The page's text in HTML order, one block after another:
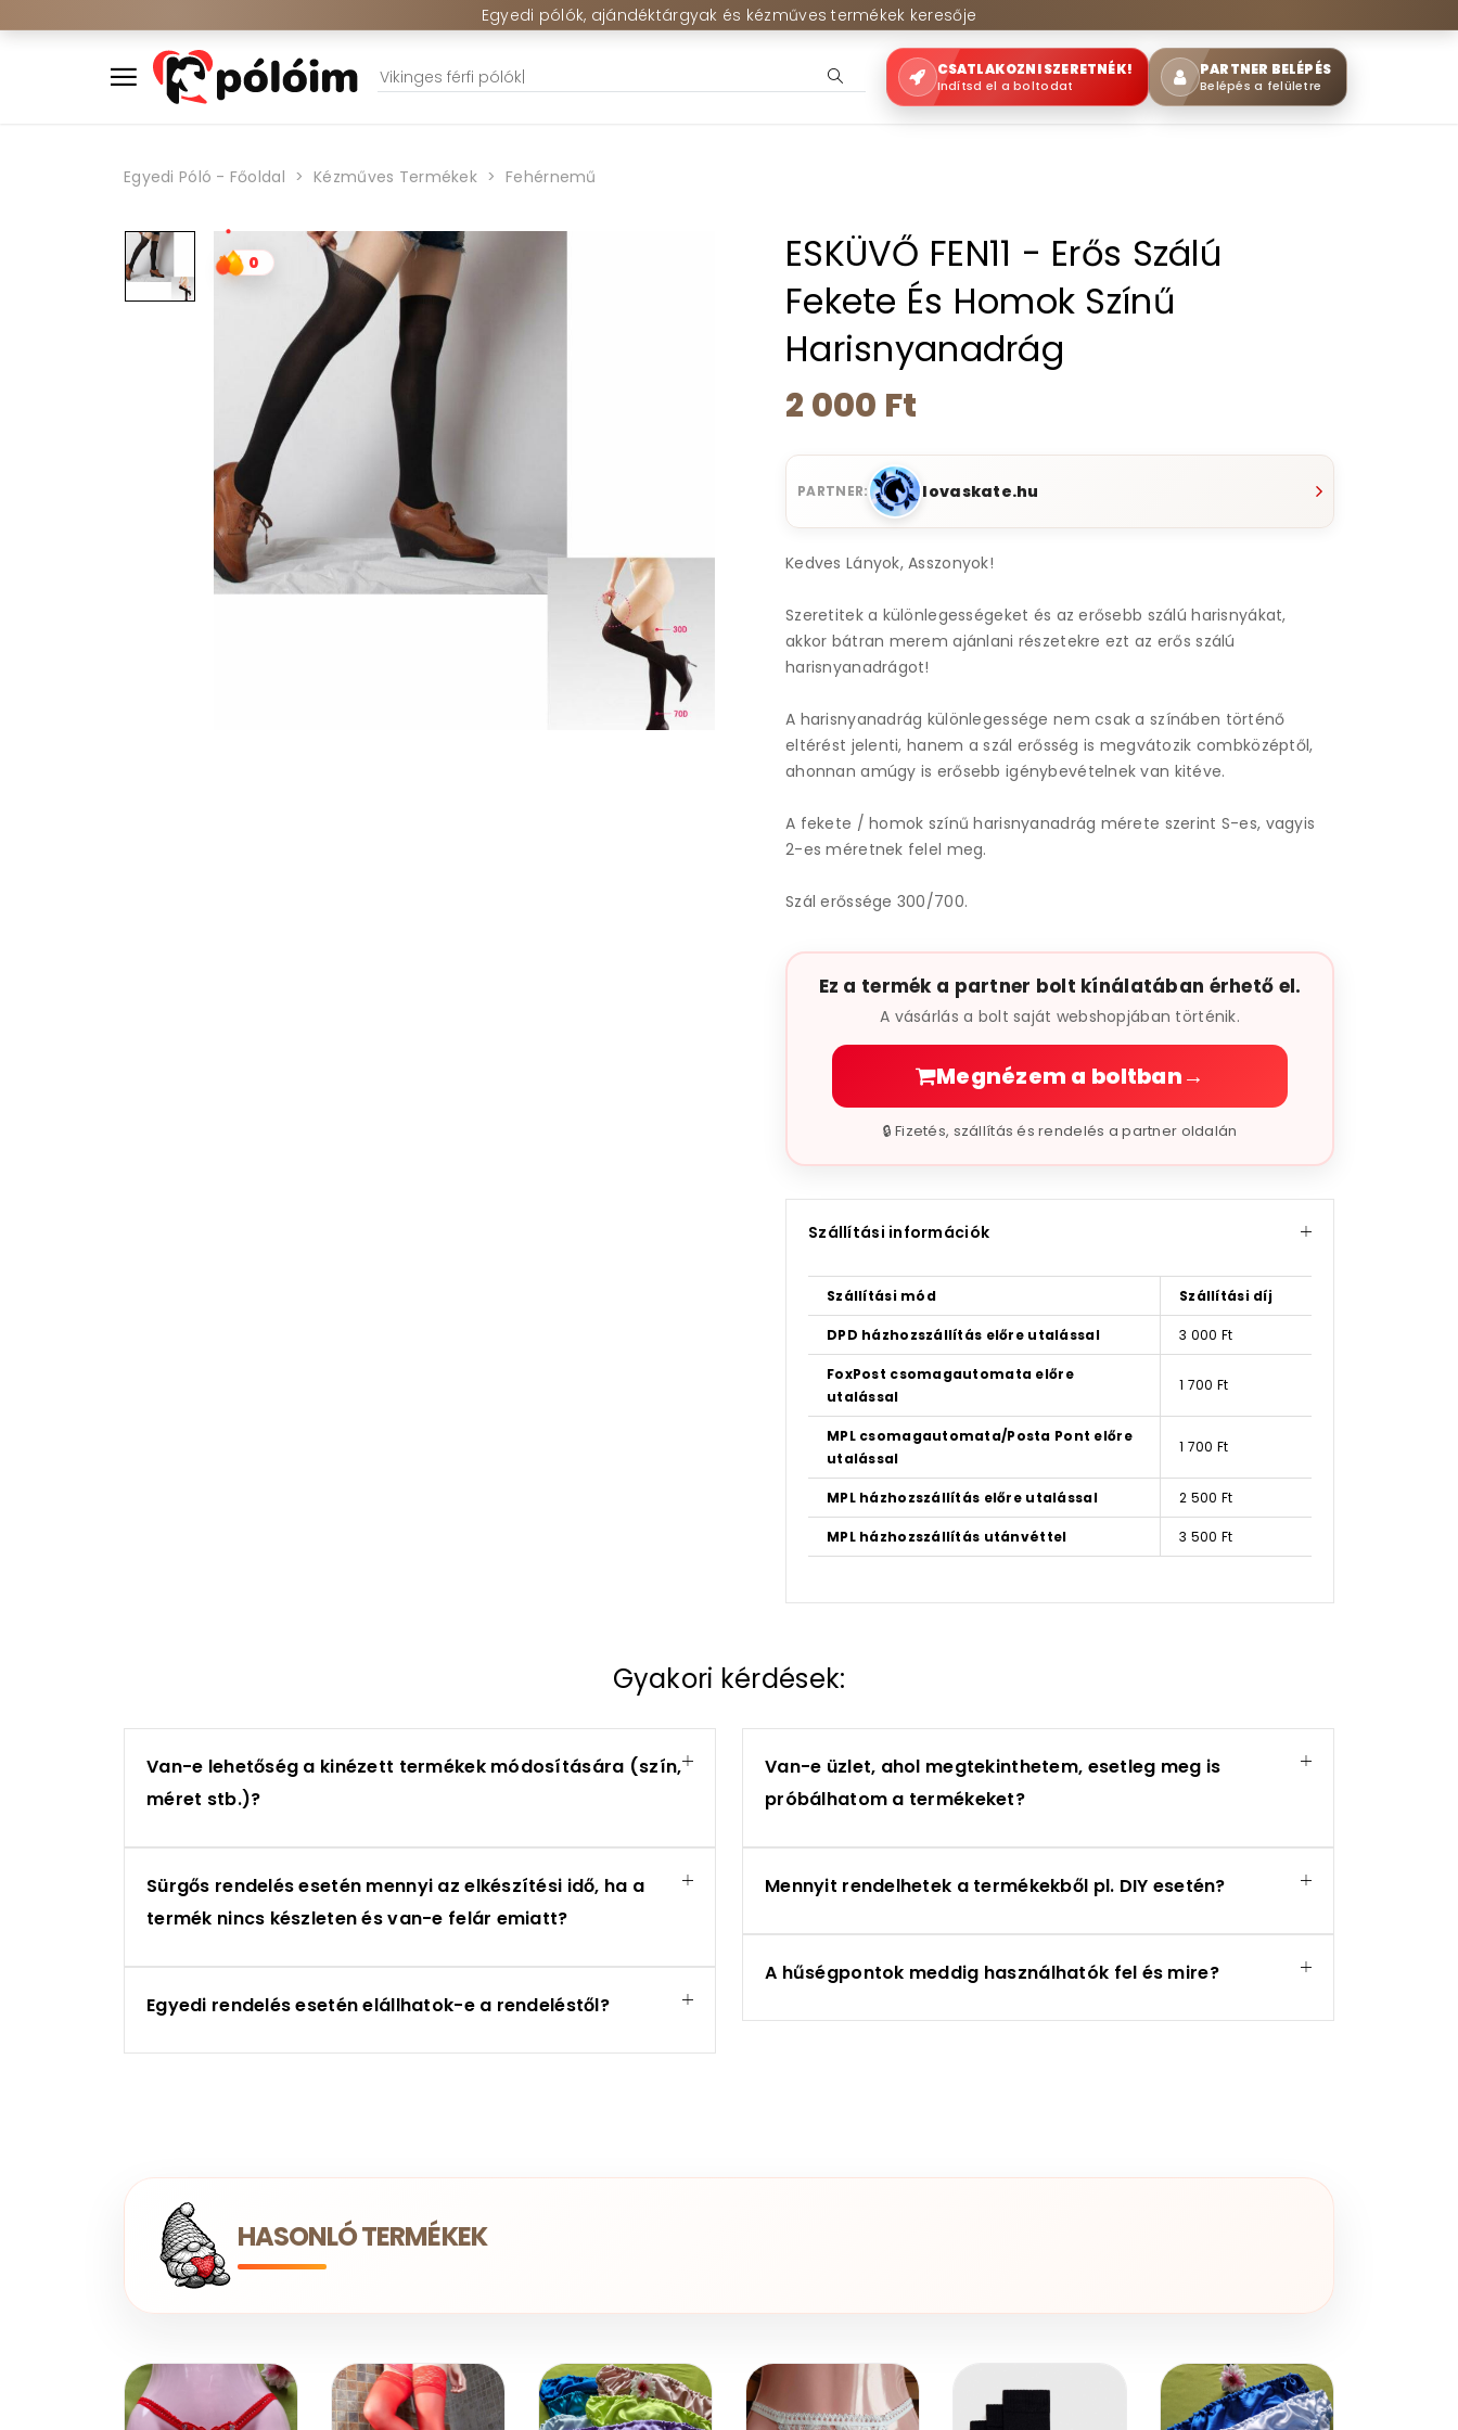
Egyedi pólók, ajándéktárgyak és kézműves termékek keresője
CSATLAKOZNI SZERETNÉK!
Indítsd el a boltodat
PARTNER BELÉPÉS
Belépés a felületre
Egyedi Póló - Főoldal Kézműves Termékek Fehérnemű
0
ESKÜVŐ FEN11 - Erős Szálú
Fekete És Homok Színű
Harisnyanadrág
2 000 Ft
PARTNER: lovaskate.hu
Kedves Lányok, Asszonyok!
Szeretitek a különlegességeket és az erősebb szálú harisnyákat,
akkor bátran merem ajánlani részetekre ezt az erős szálú
harisnyanadrágot!
A harisnyanadrág különlegessége nem csak a színáben történő
eltérést jelenti, hanem a szál erősség is megvátozik combközéptől,
ahonnan amúgy is erősebb igénybevételnek van kitéve.
A fekete / homok színű harisnyanadrág mérete szerint S-es, vagyis
2-es méretnek felel meg.
Szál erőssége 300/700.
Ez a termék a partner bolt kínálatában érhető el.
A vásárlás a bolt saját webshopjában történik.
Megnézem a boltban→
🔒 Fizetés, szállítás és rendelés a partner oldalán
Szállítási információk
Szállítási mód Szállítási díj
DPD házhozszállítás előre utalással 3 000 Ft
FoxPost csomagautomata előre
utalással
1 700 Ft
MPL csomagautomata/Posta Pont előre
utalással
1 700 Ft
MPL házhozszállítás előre utalással 2 500 Ft
MPL házhozszállítás utánvéttel 3 500 Ft
Gyakori kérdések:
Van-e lehetőség a kinézett termékek módosítására (szín,
méret stb.)?
Sürgős rendelés esetén mennyi az elkészítési idő, ha a
termék nincs készleten és van-e felár emiatt?
Egyedi rendelés esetén elállhatok-e a rendeléstől?
Van-e üzlet, ahol megtekinthetem, esetleg meg is
próbálhatom a termékeket?
Mennyit rendelhetek a termékekből pl. DIY esetén?
A hűségpontok meddig használhatók fel és mire?
HASONLÓ TERMÉKEK